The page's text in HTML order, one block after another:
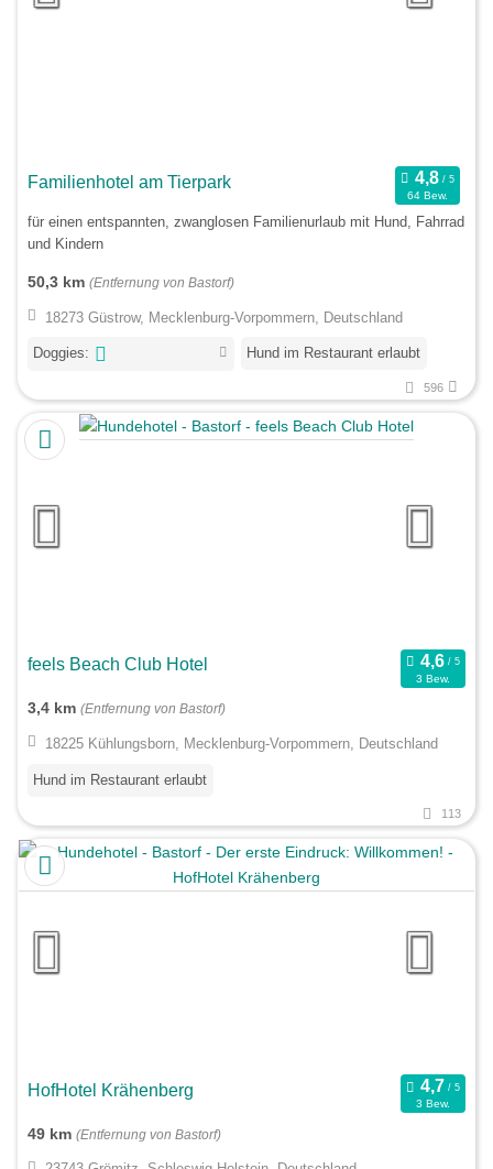
Familienhotel am Tierpark
64 Bew.
für einen entspannten, zwanglosen Familienurlaub mit Hund, Fahrrad
und Kindern
50,3 km (Entfernung von Bastorf)
18273 Güstrow, Mecklenburg-Vorpommern, Deutschland
Doggies: Hund im Restaurant erlaubt
596
feels Beach Club Hotel
3 Bew.
3,4 km (Entfernung von Bastorf)
18225 Kühlungsborn, Mecklenburg-Vorpommern, Deutschland
Hund im Restaurant erlaubt
113
HofHotel Krähenberg
3 Bew.
49 km (Entfernung von Bastorf)